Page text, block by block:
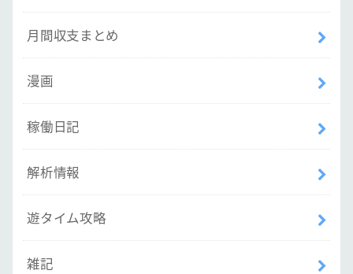
月間収支まとめ
漫画
稼働日記
解析情報
遊タイム攻略
雑記